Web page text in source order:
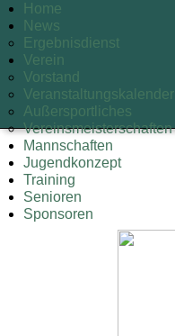
Home
News
Ergebnisdienst
Verein
Vorstand
Veranstaltungskalender
Außersportliches
Vereinsmeisterschaften
Mannschaften
Jugendkonzept
Training
Senioren
Sponsoren